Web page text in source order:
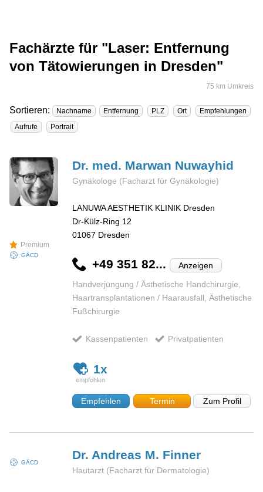
Fachärzte für "Laser: Entfernung
von Tätowierungen in Dresden"
75 km Umkreis
Sortieren: Nachname Entfernung PLZ Ort
Empfehlungen
Aufrufe
Portrait
Premium
GÄCD
Dr. med. Marwan Nuwayhid
Gynäkologe (Facharzt für Gynäkologie)
LANUWA AESTHETIK KLINIK Dresden
Dr-Külz-Ring 12
01067 Dresden
+49 351 82... Anzeigen
Handverjüngung / Ästhetische Handchirurgie,
Haartransplantationen / Haarausfall, Ästhetische
Fußchirurgie
Kassenpatienten Privatpatienten
1x
Empfehlen Termin Zum Profil
GÄCD
Dr. Andreas M. Finner
Hautarzt (Facharzt für Dermatologie)